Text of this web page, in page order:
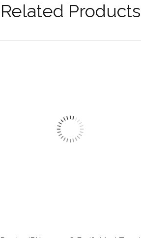
Related Products